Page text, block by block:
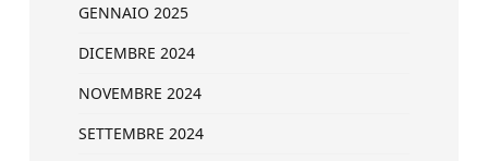
GENNAIO 2025
DICEMBRE 2024
NOVEMBRE 2024
SETTEMBRE 2024